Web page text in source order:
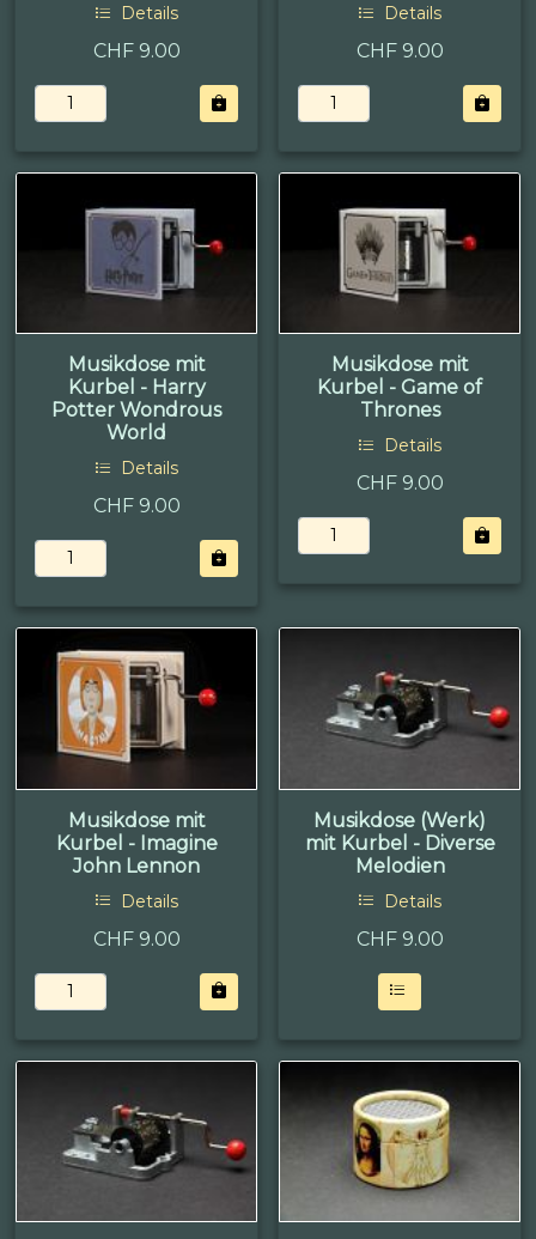
Details
CHF 9.00
Details
CHF 9.00
Musikdose mit
Kurbel - Harry
Potter Wondrous
World
Details
CHF 9.00
Musikdose mit
Kurbel - Game of
Thrones
Details
CHF 9.00
Musikdose mit
Kurbel - Imagine
John Lennon
Details
CHF 9.00
Musikdose (Werk)
mit Kurbel - Diverse
Melodien
Details
CHF 9.00